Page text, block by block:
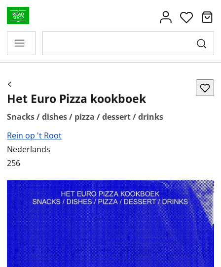
Het Euro Pizza kookboek
Snacks / dishes / pizza / dessert / drinks
Rein op 't Root
Nederlands
256